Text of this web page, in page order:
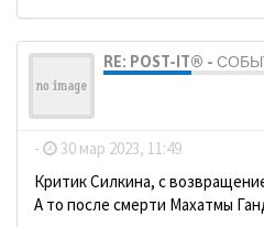
RE: POST-IT® -
- 30 мар 2023, 11:49
Критик Силкина, с
А то после смерти Махатмы